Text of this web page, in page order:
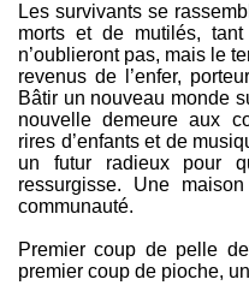
Les survivants se
morts et de mutilés,
n’oublieront pas, mais le
revenus de l’enfer,
Bâtir un nouveau monde
nouvelle demeure aux
rires d’enfants et de
un futur radieux pour
ressurgisse. Une
communauté.
Premier coup de pelle
premier coup de pioche,